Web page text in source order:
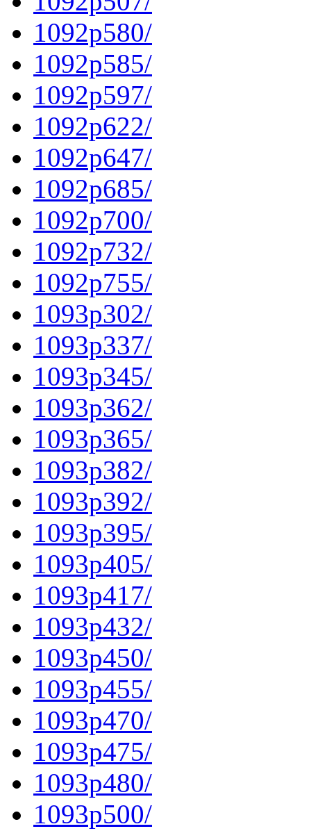
1092p580/
1092p585/
1092p597/
1092p622/
1092p647/
1092p685/
1092p700/
1092p732/
1092p755/
1093p302/
1093p337/
1093p345/
1093p362/
1093p365/
1093p382/
1093p392/
1093p395/
1093p405/
1093p417/
1093p432/
1093p450/
1093p455/
1093p470/
1093p475/
1093p480/
1093p500/